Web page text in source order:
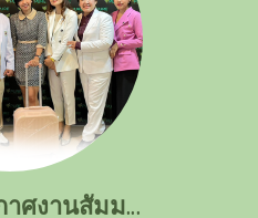
ภาพบรรยากาศงานสัมมนาเปิดโอกาสทางธุรกิจ ก้าวสู่ความสำเร็จ “ผู้นำเงินล้าน” ในวันที่ 12 พฤษภาคม 2566